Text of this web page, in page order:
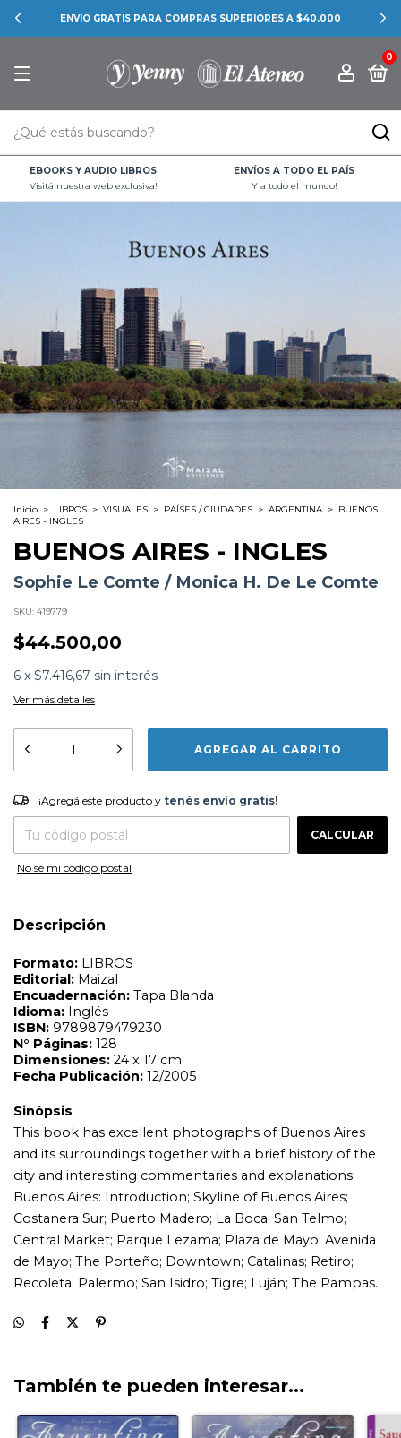
ENVÍO GRATIS PARA COMPRAS SUPERIORES A $40.000
0
EBOOKS Y AUDIO LIBROS
Visitá nuestra web exclusiva!
ENVÍOS A TODO EL PAÍS
Y a todo el mundo!
Inicio > LIBROS > VISUALES > PAÍSES / CIUDADES > ARGENTINA > BUENOS
AIRES - INGLES
BUENOS AIRES - INGLES
Sophie Le Comte / Monica H. De Le Comte
SKU: 419779
$44.500,00
6 x $7.416,67 sin interés
Ver más detalles
¡Agregá este producto ytenés envío gratis!
CAMBIAR CP
¡Agregá este producto y tenés envío gratis!
CALCULAR
No sé mi código postal
Descripción
Formato:LIBROS
Editorial:Maizal
Encuadernación: Tapa Blanda
Idioma:Inglés
ISBN:9789879479230
N°Páginas:128
Sinópsis
and its surroundings together with a brief history of the
city and interesting commentaries and explanations.
Buenos Aires: Introduction; Skyline of Buenos Aires;
Costanera Sur; Puerto Madero; La Boca; San Telmo;
Central Market; Parque Lezama; Plaza de Mayo; Avenida
de Mayo; The Porteño; Downtown; Catalinas; Retiro;
Recoleta; Palermo; San Isidro; Tigre; Luján; The Pampas.
También te pueden interesar...